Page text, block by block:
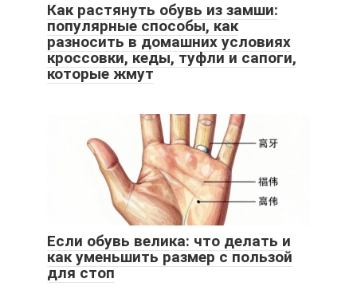
Как растянуть обувь из замши:
популярные способы, как
разносить в домашних условиях
кроссовки, кеды, туфли и сапоги,
которые жмут
Если обувь велика: что делать и
как уменьшить размер с пользой
для стоп